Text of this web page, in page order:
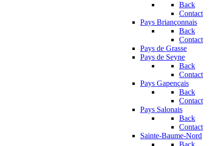
Back
Contact
Pays Briançonnais
Back
Contact
Pays de Grasse
Pays de Seyne
Back
Contact
Pays Gapençais
Back
Contact
Pays Salonais
Back
Contact
Sainte-Baume-Nord
Back